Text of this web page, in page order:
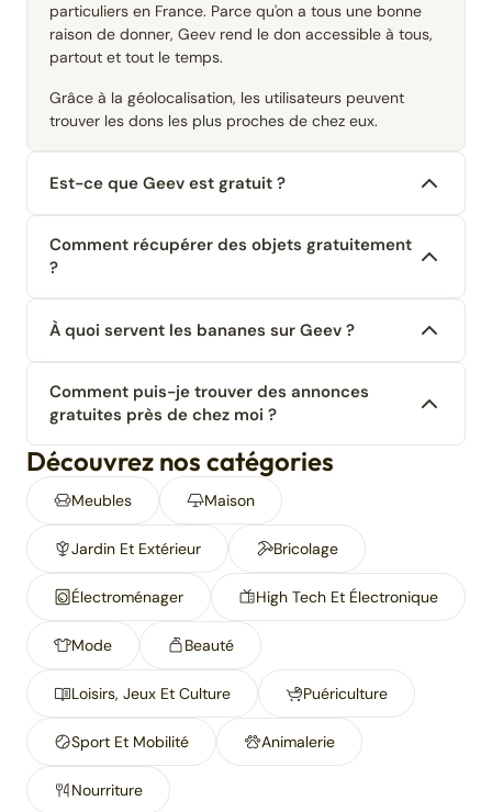
particuliers en France. Parce qu'on a tous une bonne
raison de donner, Geev rend le don accessible à tous,
partout et tout le temps.
Grâce à la géolocalisation, les utilisateurs peuvent
trouver les dons les plus proches de chez eux.
Est-ce que Geev est gratuit ?
Comment récupérer des objets gratuitement
?
À quoi servent les bananes sur Geev ?
Comment puis-je trouver des annonces
gratuites près de chez moi ?
Découvrez nos catégories
Meubles Maison
Jardin Et Extérieur Bricolage
Électroménager High Tech Et Électronique
Mode Beauté
Loisirs, Jeux Et Culture Puériculture
Sport Et Mobilité Animalerie
Nourriture